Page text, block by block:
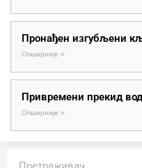
Пронађен изгубљени
Опширније »
Привремени прекид
Опширније »